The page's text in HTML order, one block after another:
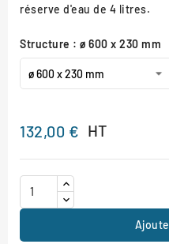
réserve d'eau de 4 litres.
Structure : ø 600 x 230 mm
132,00 € HT